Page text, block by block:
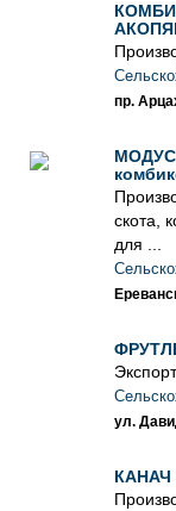
пр.
МОДУС
скота,
для ...
ул.